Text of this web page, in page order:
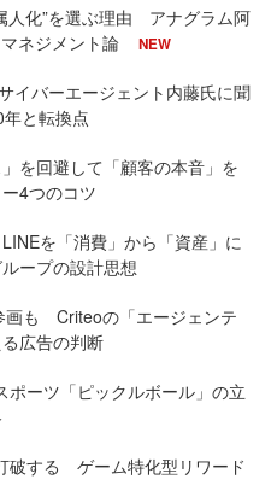
人化”を選ぶ理由 アナグラム阿
ネジメント論
NEW
イバーエージェント内藤氏に聞
と転換点
を回避して「顧客の本音」を
ー4つのコツ
を「消費」から「資産」に
ープの設計思想
画も Criteoの「エージェンテ
広告の判断
ポーツ「ピックルボール」の立
破する ゲーム特化型リワード